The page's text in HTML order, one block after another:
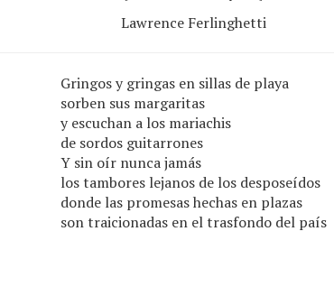
Lawrence Ferlinghetti
Gringos y gringas en sillas de playa
sorben sus margaritas
y escuchan a los mariachis
de sordos guitarrones
Y sin oír nunca jamás
los tambores lejanos de los desposeídos
donde las promesas hechas en plazas
son traicionadas en el trasfondo del país